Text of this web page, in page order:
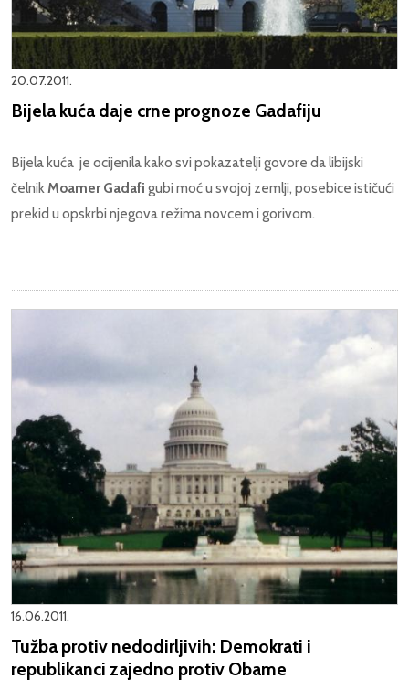
20.07.2011.
Bijela kuća daje crne prognoze Gadafiju
Bijela kuća je ocijenila kako svi pokazatelji govore da libijski
čelnikMoamer Gadafi gubi moć u svojoj zemlji, posebice ističući
prekid u opskrbi njegova režima novcem i gorivom.
16.06.2011.
Tužba protiv nedodirljivih: Demokrati i
republikanci zajedno protiv Obame